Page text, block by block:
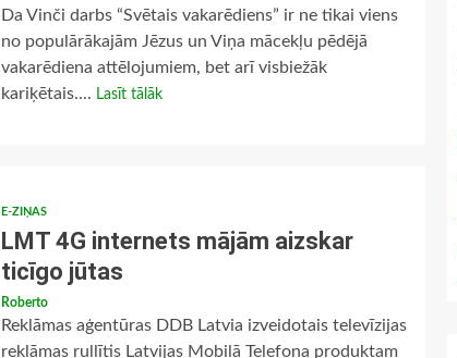
Da Vinči darbs “Svētais vakarēdiens” ir ne tikai viens
no populārākajām Jēzus un Viņa mācekļu pēdējā
vakarēdiena attēlojumiem, bet arī visbiežāk
kariķētais.... Lasīt tālāk
E-ZIŅAS
LMT 4G internets mājām aizskar
ticīgo jūtas
Roberto
Reklāmas aģentūras DDB Latvia izveidotais televīzijas
reklāmas rullītis Latvijas Mobilā Telefona produktam